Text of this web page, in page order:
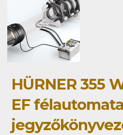
HÜRNER 355
EF félautomata